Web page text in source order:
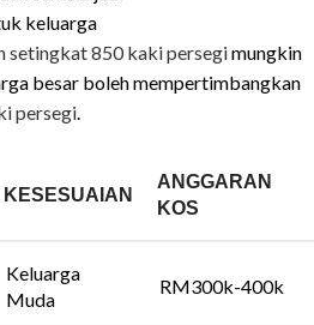
keluarga
setingkat 850 kaki persegimungkin
besar boleh mempertimbangkan
persegi.
KESESUAIAN
ANGGARAN
KOS
Keluarga
Muda
RM300k-400k